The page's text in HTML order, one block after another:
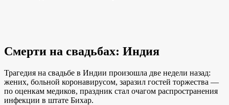
Смерти на свадьбах: Индия
Трагедия на свадьбе в Индии произошла две недели назад:
жених, больной коронавирусом, заразил гостей торжества —
по оценкам медиков, праздник стал очагом распространения
инфекции в штате Бихар.